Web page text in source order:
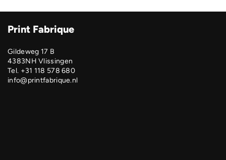
Print Fabrique
Gildeweg 17 B
4383NH Vlissingen
Tel. +31 118 578 680
info@printfabrique.nl